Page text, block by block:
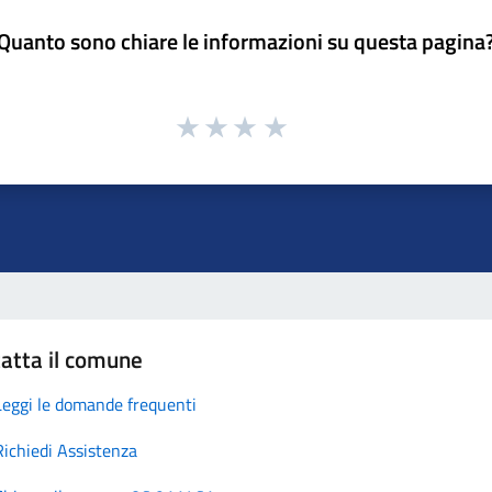
sono chiare le informazioni su questa
il comune
le domande frequenti
Assistenza